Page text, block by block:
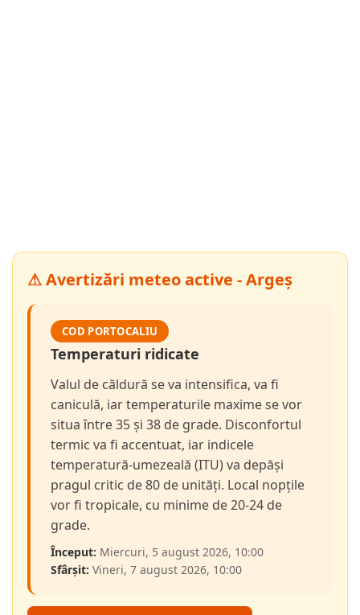
⚠ Avertizări meteo active - Argeș
COD PORTOCALIU
Temperaturi ridicate
Valul de căldură se va intensifica, va fi
caniculă, iar temperaturile maxime se vor
situa între 35 și 38 de grade. Disconfortul
termic va fi accentuat, iar indicele
temperatură-umezeală (ITU) va depăși
pragul critic de 80 de unități. Local nopțile
vor fi tropicale, cu minime de 20-24 de
grade.
Început: Miercuri, 5 august 2026, 10:00
Sfârșit: Vineri, 7 august 2026, 10:00